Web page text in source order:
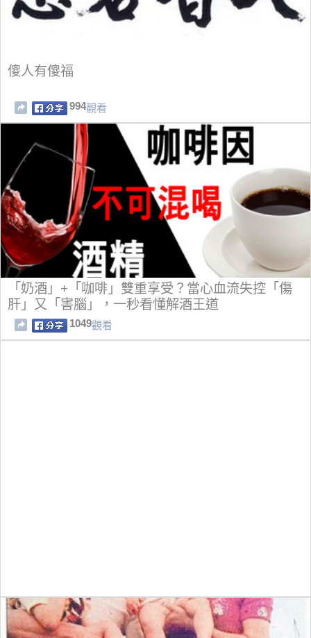
傻人有傻福
994觀看
「奶酒」+「咖啡」雙重享受？當心血流失控「傷
肝」又「害腦」，一秒看懂解酒王道
1049觀看